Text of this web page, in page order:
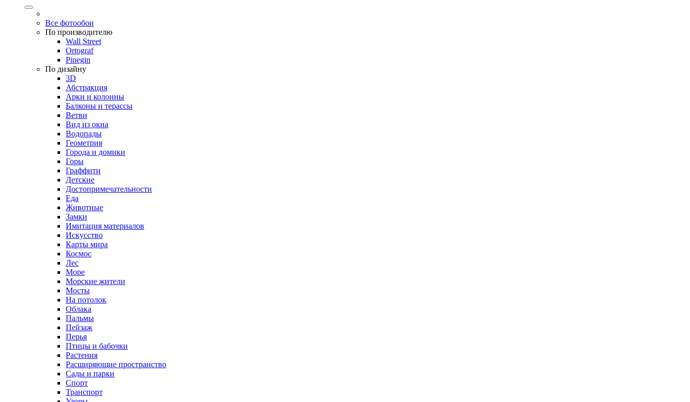
Все фотообои
По производителю
Wall Street
Ortograf
Pinegin
По дизайну
3D
Абстракция
Арки и колонны
Балконы и терассы
Ветви
Вид из окна
Водопады
Геометрия
Города и домики
Горы
Граффити
Детские
Достопримечательности
Еда
Животные
Замки
Имитация материалов
Искусство
Карты мира
Космос
Лес
Море
Морские жители
Мосты
На потолок
Облака
Пальмы
Пейзаж
Перья
Птицы и бабочки
Растения
Расширяющие пространство
Сады и парки
Спорт
Транспорт